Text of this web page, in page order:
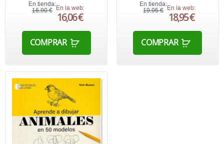
En tienda:
16,90 € En la web:
16,06 €
COMPRAR
En tienda:
19,95 €
En la web:
18,95 €
COMPRAR